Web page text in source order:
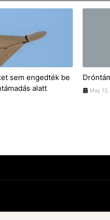
sem engedték be
alatt
May